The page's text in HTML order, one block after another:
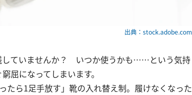
出典：stock.adobe.com
していませんか？ いつか使うかも……という気持
屈になってしまいます。
たら1足手放す」靴の入れ替え制。履けなくなった